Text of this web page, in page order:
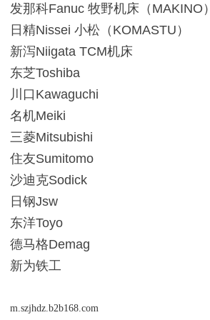
发那科Fanuc 牧野机床（MAKINO）
日精Nissei 小松（KOMASTU）
新泻Niigata TCM机床
东芝Toshiba
川口Kawaguchi
名机Meiki
三菱Mitsubishi
住友Sumitomo
沙迪克Sodick
日钢Jsw
东洋Toyo
德马格Demag
新为铁工
m.szjhdz.b2b168.com